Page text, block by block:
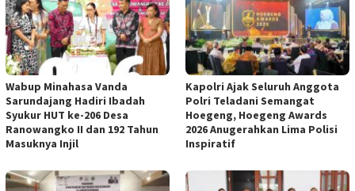
Wabup Minahasa Vanda
Sarundajang Hadiri Ibadah
Syukur HUT ke-206 Desa
Ranowangko II dan 192 Tahun
Masuknya Injil
Kapolri Ajak Seluruh Anggota
Polri Teladani Semangat
Hoegeng, Hoegeng Awards
2026 Anugerahkan Lima Polisi
Inspiratif